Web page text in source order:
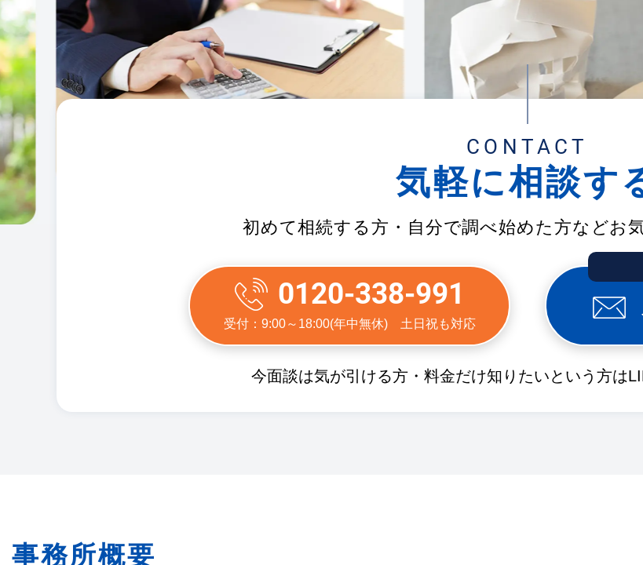
CONTACT
気軽に相談す
初めて相続する方・自分で調べ始めた方などお
0120-338-991
受付：9:00～18:00(年中無休) 土日祝も対応
今面談は気が引ける方・料金だけ知りたいという方は
事務所概要